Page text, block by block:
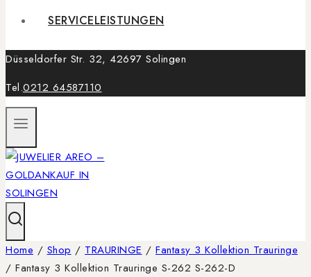
SERVICELEISTUNGEN
Düsseldorfer Str. 32, 42697 Solingen
Tel.0212 64587110
Home / Shop / TRAURINGE / Fantasy 3 Kollektion Trauringe
/ Fantasy 3 Kollektion Trauringe S-262 S-262-D